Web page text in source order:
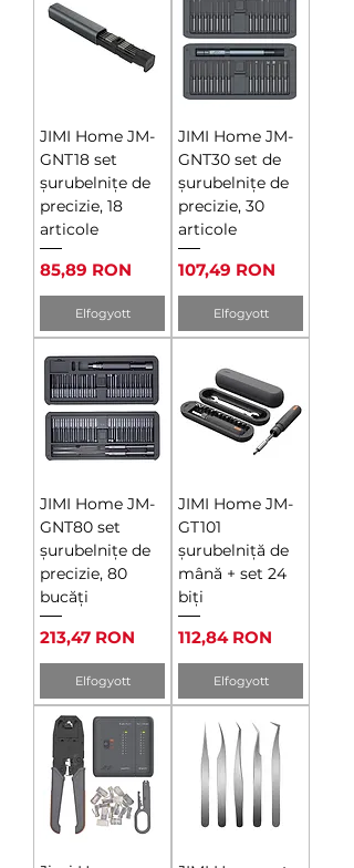
JIMI Home JM-
GNT18 set
șurubelnițe de
precizie, 18
articole
Ár
85,89 RON
Elfogyott
JIMI Home JM-
GNT30 set de
șurubelnițe de
precizie, 30
articole
Ár
107,49 RON
Elfogyott
JIMI Home JM-
GNT80 set
șurubelnițe de
precizie, 80
bucăți
Ár
213,47 RON
Elfogyott
JIMI Home JM-
GT101
șurubelniță de
mână + set 24
biți
Ár
112,84 RON
Elfogyott